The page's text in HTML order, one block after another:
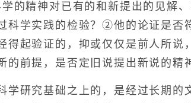
的精神对已有的和新提出的见解
科学实践的检验？②他的论证是否
起验证的，抑或仅仅是前人所说
前提，是否定旧说提出新说的精
研究基础之上的，是经过长期的